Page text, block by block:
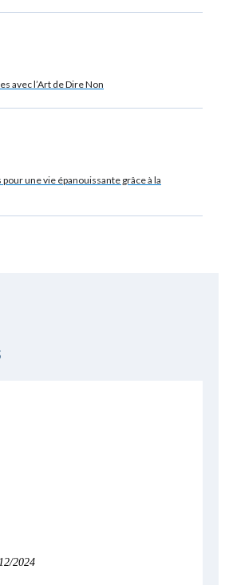
avec l’Art de Dire Non
une vie épanouissante grâce à la
2024